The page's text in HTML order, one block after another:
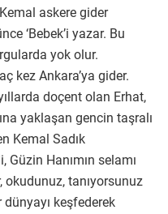
askere gider
‘Bebek’i yazar. Bu
yok olur.
kez Ankara’ya gider.
doçent olan Erhat,
yaklaşan gencin taşralı
Kemal Sadık
Güzin Hanımın selamı
okudunuz, tanıyorsunuz
dünyayı keşfederek